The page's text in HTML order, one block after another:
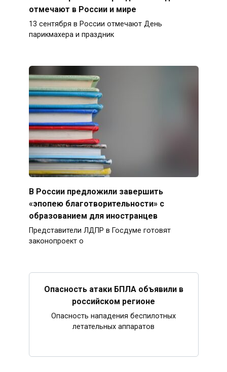
отмечают в России и мире
13 сентября в России отмечают День
парикмахера и праздник
В России предложили завершить
«эпопею благотворительности» с
образованием для иностранцев
Представители ЛДПР в Госдуме готовят
законопроект о
Опасность атаки БПЛА объявили в
российском регионе
Опасность нападения беспилотных
летательных аппаратов